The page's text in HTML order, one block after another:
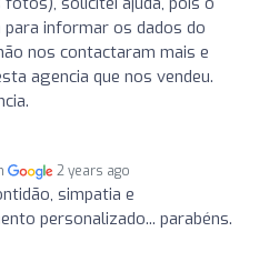
informar os dados do
nos contactaram mais e
agencia que nos vendeu.
2 years ago
simpatia e
personalizado... parabéns.